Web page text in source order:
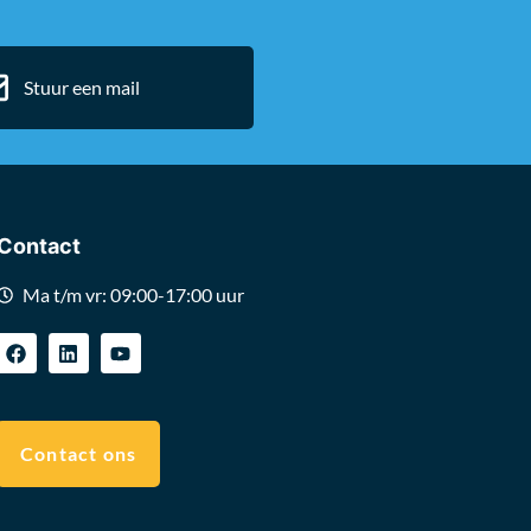
Stuur een mail
Ma t/m vr: 09:00-17:00 uur
Contact ons